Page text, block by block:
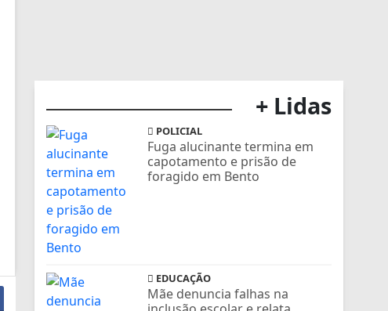
+ Lidas
POLICIAL
Fuga alucinante termina em
capotamento e prisão de
foragido em Bento
EDUCAÇÃO
Mãe denuncia falhas na